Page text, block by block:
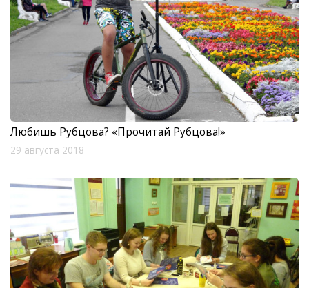
Любишь Рубцова? «Прочитай Рубцова!»
29 августа 2018